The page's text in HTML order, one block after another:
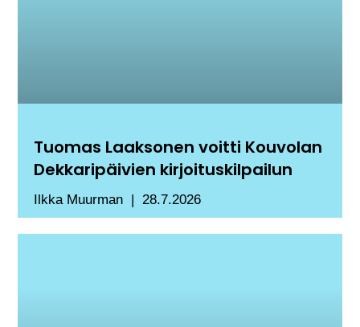
Tuomas Laaksonen voitti Kouvolan
Dekkaripäivien kirjoituskilpailun
Ilkka Muurman 28.7.2026